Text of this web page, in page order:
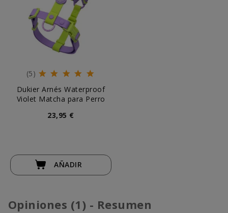
(5)
Dukier Arnés Waterproof
Violet Matcha para Perro
23,95 €
AÑADIR
Opiniones (1) - Resumen